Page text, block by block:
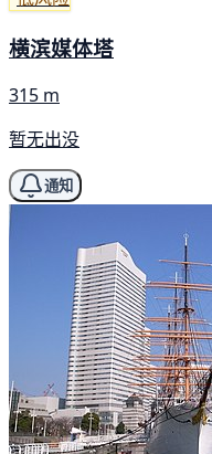
横滨媒体塔
315 m
暂无出没
通知